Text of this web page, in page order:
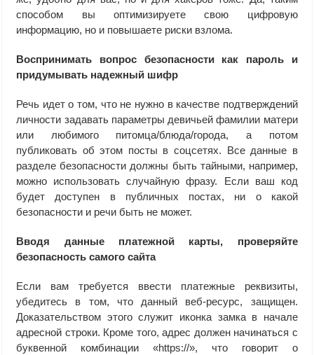
способом вы оптимизируете свою цифровую
информацию, но и повышаете риски взлома.
Воспринимать вопрос безопасности как пароль и
придумывать надежный шифр
Речь идет о том, что не нужно в качестве подтверждений
личности задавать параметры девичьей фамилии матери
или любимого питомца/блюда/города, а потом
публиковать об этом посты в соцсетях. Все данные в
разделе безопасности должны быть тайными, например,
можно использовать случайную фразу. Если ваш код
будет доступен в публичных постах, ни о какой
безопасности и речи быть не может.
Вводя данные платежной карты, проверяйте
безопасность самого сайта
Если вам требуется ввести платежные реквизиты,
убедитесь в том, что данный веб-ресурс, защищен.
Доказательством этого служит иконка замка в начале
адресной строки. Кроме того, адрес должен начинаться с
буквенной комбинации «https://», что говорит о